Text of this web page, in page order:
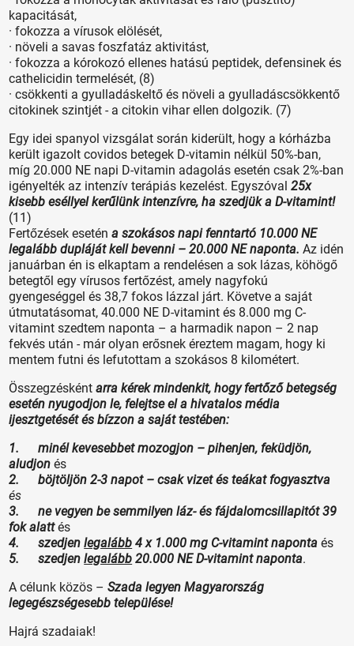
kapacitását,
· fokozza a vírusok elölését,
· növeli a savas foszfatáz aktivitást,
· fokozza a kórokozó ellenes hatású peptidek, defensinek és
cathelicidin termelését, (8)
· csökkenti a gyulladáskeltő és növeli a gyulladáscsökkentő
citokinek szintjét - a citokin vihar ellen dolgozik. (7)
Egy idei spanyol vizsgálat során kiderült, hogy a kórházba
került igazolt covidos betegek D-vitamin nélkül 50%-ban,
míg 20.000 NE napi D-vitamin adagolás esetén csak 2%-ban
igényelték az intenzív terápiás kezelést. Egyszóval25x
kisebb eséllyel kerűlünk intenzívre, ha szedjük a D-vitamint!
(11)
Fertőzések eseténa szokásos napi fenntartó 10.000 NE
legalább dupláját kell bevenni – 20.000 NE naponta. Az idén
januárban én is elkaptam a rendelésen a sok lázas, köhögő
betegtől egy vírusos fertőzést, amely nagyfokú
gyengeséggel és 38,7 fokos lázzal járt. Követve a saját
útmutatásomat, 40.000 NE D-vitamint és 8.000 mg C-
vitamint szedtem naponta – a harmadik napon – 2 nap
fekvés után - már olyan erősnek éreztem magam, hogy ki
mentem futni és lefutottam a szokásos 8 kilométert.
Összegzéskéntarra kérek mindenkit, hogy fertőző betegség
esetén nyugodjon le, felejtse el a hivatalos média
ijesztgetését és bízzon a saját testében:
1. minél kevesebbet mozogjon – pihenjen, feküdjön,
aludjonés
2. böjtöljön 2-3 napot – csak vizet és teákat fogyasztva
és
3. ne vegyen be semmilyen láz- és fájdalomcsillapitót 39
fok alattés
4. szedjenlegalább 4 x 1.000 mg C-vitamint naponta és
5. szedjenlegalább 20.000 NE D-vitamint naponta.
A célunk közös –Szada legyen Magyarország
legegészségesebb települése!
Hajrá szadaiak!